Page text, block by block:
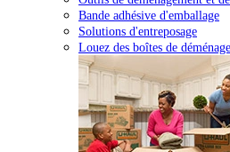
Bande adhésive d'emballage
Solutions d'entreposage
Louez des boîtes de